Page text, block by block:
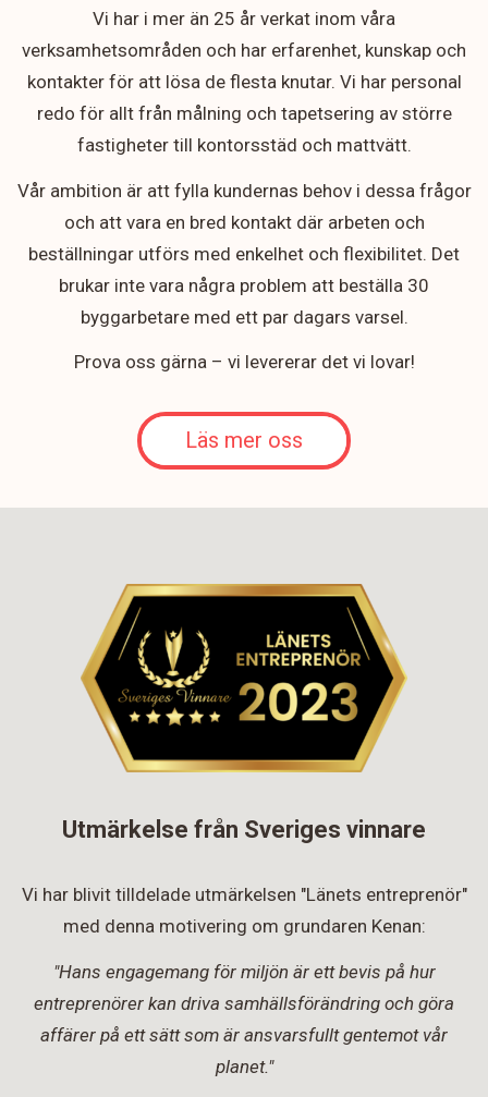
Vi har i mer än 25 år verkat inom våra
verksamhetsområden och har erfarenhet, kunskap och
kontakter för att lösa de flesta knutar. Vi har personal
redo för allt från målning och tapetsering av större
fastigheter till kontorsstäd och mattvätt.
Vår ambition är att fylla kundernas behov i dessa frågor
och att vara en bred kontakt där arbeten och
beställningar utförs med enkelhet och flexibilitet. Det
brukar inte vara några problem att beställa 30
byggarbetare med ett par dagars varsel.
Prova oss gärna – vi levererar det vi lovar!
Läs mer oss
Utmärkelse från Sveriges vinnare
Vi har blivit tilldelade utmärkelsen "Länets entreprenör"
med denna motivering om grundaren Kenan:
"Hans engagemang för miljön är ett bevis på hur
entreprenörer kan driva samhällsförändring och göra
affärer på ett sätt som är ansvarsfullt gentemot vår
planet."